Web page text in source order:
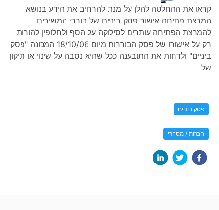
קראו את ההחלטה להלן על מנת להרחיב את הידע בנושא
המרצת פתיחה אישור פסק ביניים של בורר: המשיבים
להמרצת הפתיחה עותרים לסילוקה על הסף ולחלופין להורות
רק על אישורו של פסק הבוררות מיום 18/10/06 המכונה "פסק
ביניים" ולדחות את התובענה ככל שהיא נסבה על שינוי או תיקון
של
פסק ביניים
חברות / מסחרי